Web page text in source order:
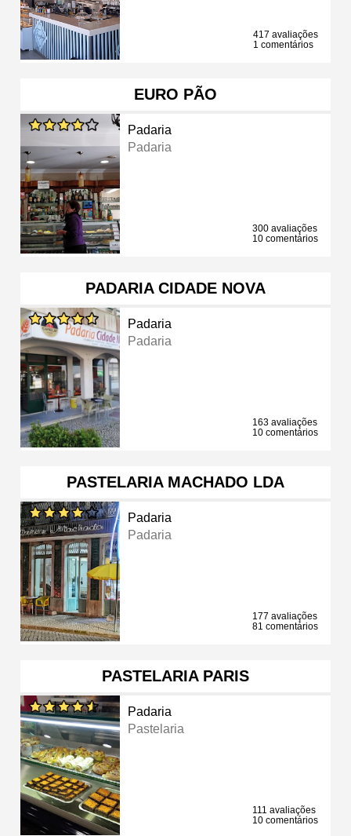
417 avaliações
1 comentários
EURO PÃO
Padaria
Padaria
300 avaliações
10 comentários
PADARIA CIDADE NOVA
Padaria
Padaria
163 avaliações
10 comentários
PASTELARIA MACHADO LDA
Padaria
Padaria
177 avaliações
81 comentários
PASTELARIA PARIS
Padaria
Pastelaria
111 avaliações
10 comentários